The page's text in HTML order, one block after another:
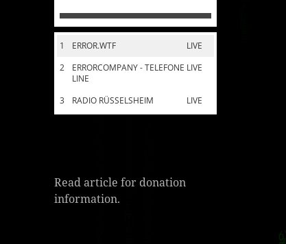
1 LIVE
ERROR.WTF
2
LIVE
ERRORCOMPANY - TELEFONE
LINE
3
LIVE
RADIO RÜSSELSHEIM
Read article for donation
information.